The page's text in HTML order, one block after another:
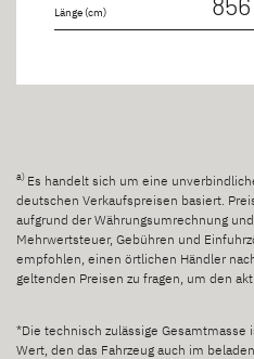
Länge (cm)
a) Es handelt sich um eine
deutschen Verkaufspreisen basiert.
aufgrund der Währungsumrechnung
Mehrwertsteuer, Gebühren und
empfohlen, einen örtlichen Händler
geltenden Preisen zu fragen, um den
*Die technisch zulässige
Wert, den das Fahrzeug auch im